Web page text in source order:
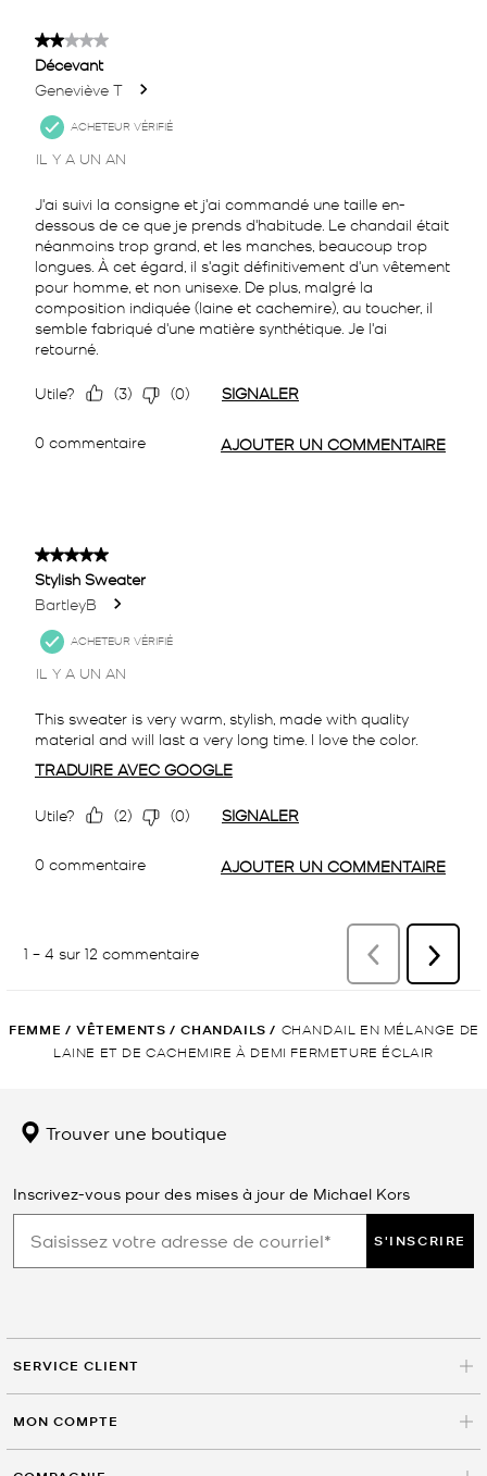
FEMME / VÊTEMENTS / CHANDAILS / CHANDAIL EN MÉLANGE DE
LAINE ET DE CACHEMIRE À DEMI FERMETURE ÉCLAIR
Trouver une boutique
Inscrivez-vous pour des mises à jour de Michael Kors
S'INSCRIRE
SERVICE CLIENT
MON COMPTE